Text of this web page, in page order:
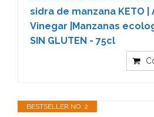
sidra de manzana KETO |
Vinegar |Manzanas
SIN GLUTEN - 75cl
BESTSELLER NO. 2